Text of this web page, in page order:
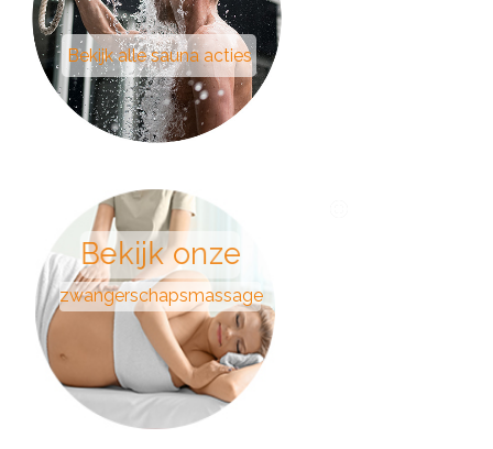
Bekijk alle sauna acties
Bekijk onze
zwangerschapsmassage